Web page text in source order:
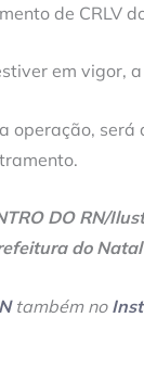
de CRLV
em vigor,
operação,
DO RN/
do Natal
também no